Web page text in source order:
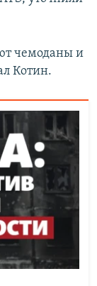
чемоданы и
Котин.